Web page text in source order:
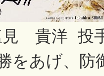
見 貴洋 投
をあげ、